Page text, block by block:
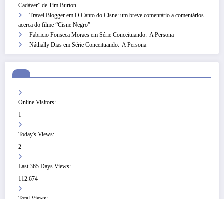
Cadáver” de Tim Burton
Travel Blogger em O Canto do Cisne: um breve comentário a comentários
acerca do filme “Cisne Negro”
Fabricio Fonseca Moraes em Série Conceituando: A Persona
Náthally Dias em Série Conceituando: A Persona
Online Visitors:
1
Today's Views:
2
Last 365 Days Views:
112.674